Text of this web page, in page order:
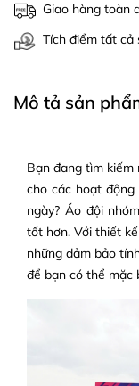
Giao hàng toàn
Tích điểm tất cả
Mô tả sản
Bạn đang tìm kiếm
cho các hoạt
ngày? Áo đội
tốt hơn. Với thiết
những đảm bảo
để bạn có thể mặc